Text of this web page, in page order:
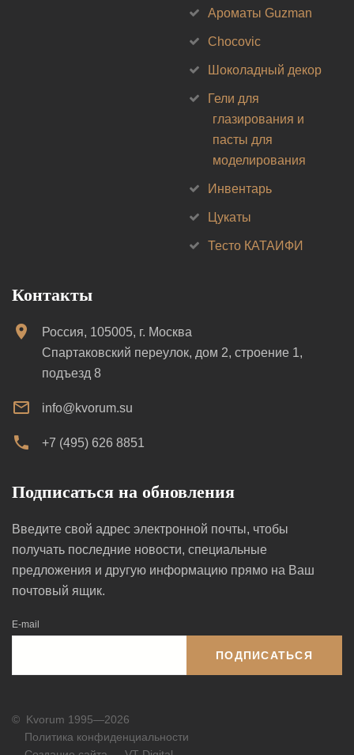
Ароматы Guzman
Chocovic
Шоколадный декор
Гели для
глазирования и
пасты для
моделирования
Инвентарь
Цукаты
Тесто КАТАИФИ
Контакты
Россия, 105005, г. Москва
Спартаковский переулок, дом 2, строение 1,
подъезд 8
info@kvorum.su
+7 (495) 626 8851
Подписаться на обновления
Введите свой адрес электронной почты, чтобы
получать последние новости, специальные
предложения и другую информацию прямо на Ваш
почтовый ящик.
E-mail
ПОДПИСАТЬСЯ
© Kvorum 1995—2026
Политика конфиденциальности